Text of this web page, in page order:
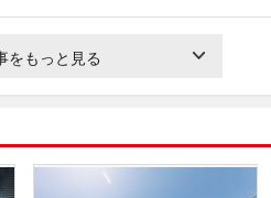
をもっと見る